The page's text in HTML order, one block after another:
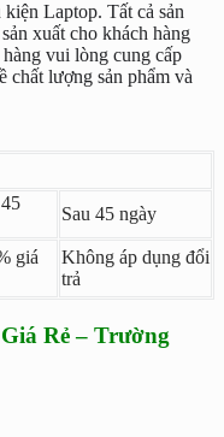
Laptop. Tất cả sản
xuất cho khách hàng
vui lòng cung cấp
lượng sản phẩm và
Sau 45 ngày
giá
Không áp dụng đổi
trả
Rẻ – Trường